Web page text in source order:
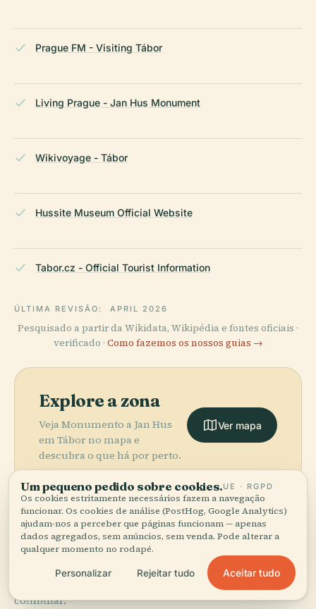
Prague FM - Visiting Tábor
Living Prague - Jan Hus Monument
Wikivoyage - Tábor
Hussite Museum Official Website
Tabor.cz - Official Tourist Information
ÚLTIMA REVISÃO: APRIL 2026
Pesquisado a partir da Wikidata, Wikipédia e fontes oficiais ·
verificado · Como fazemos os nossos guias →
Explore a zona
Veja Monumento a Jan Hus
em Tábor no mapa e
descubra o que há por perto.
Ver mapa
More inTábor.
6 lugares para descobrir — alguns que vale a pena
combinar.
PLACE
PLACE
Tribunal de
Distrito em
Um pequeno pedido sobre cookies.UE · RGPD
Os cookies estritamente necessários fazem a navegação
funcionar. Os cookies de análise (PostHog, Google Analytics)
ajudam-nos a perceber que páginas funcionam — apenas
dados agregados, sem anúncios, sem venda. Pode alterar a
qualquer momento no rodapé.
Personalizar Rejeitar tudo Aceitar tudo